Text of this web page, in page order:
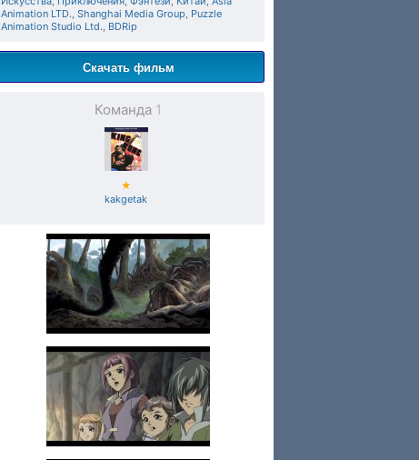
Animation LTD., Shanghai Media Group, Puzzle
Animation Studio Ltd., BDRip
Скачать фильм
Команда 1
★
kakgetak